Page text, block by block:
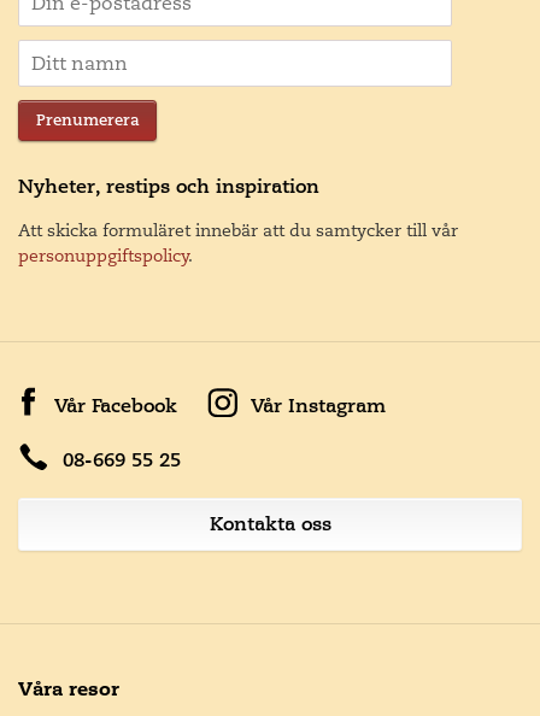
Prenumerera
Nyheter, restips och inspiration
Att skicka formuläret innebär att du samtycker till vår
personuppgiftspolicy.
Vår Facebook Vår Instagram
08-669 55 25
Kontakta oss
Våra resor